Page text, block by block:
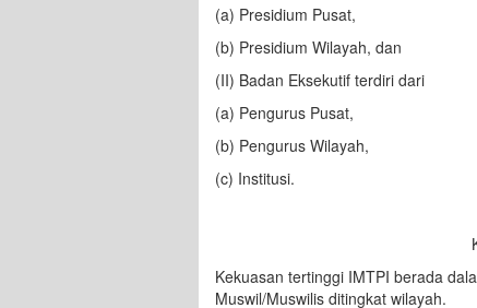
(a) Presidium Pusat,
(b) Presidium Wilayah, dan
(II) Badan Eksekutif terdiri dari
(a) Pengurus Pusat,
(b) Pengurus Wilayah,
(c) Institusi.
Kekuasan tertinggi IMTPI berada
Muswil/Muswilis ditingkat wilayah.